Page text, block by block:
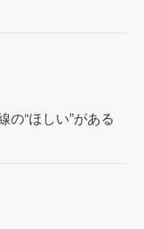
の“ほしい”がある